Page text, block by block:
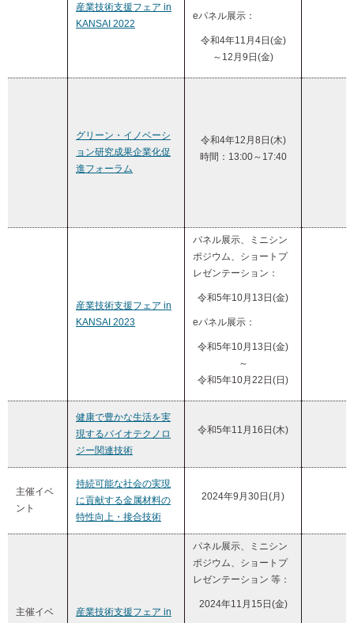
産業技術支援フェア in
KANSAI 2022
eパネル展示：
令和4年11月4日(金)
～12月9日(金)
グリーン・イノベーシ
ョン研究成果企業化促
進フォーラム
令和4年12月8日(木)
時間：13:00～17:40
産業技術支援フェア in
KANSAI 2023
パネル展示、ミニシン
ポジウム、ショートプ
レゼンテーション：
令和5年10月13日(金)
eパネル展示：
令和5年10月13日(金)
～
令和5年10月22日(日)
健康で豊かな生活を実
現するバイオテクノロ
ジー関連技術
令和5年11月16日(木)
主催イベ
ント
持続可能な社会の実現
に貢献する金属材料の
特性向上・接合技術
2024年9月30日(月)
主催イベ
産業技術支援フェア in
パネル展示、ミニシン
ポジウム、ショートプ
レゼンテーション 等：
2024年11月15日(金)